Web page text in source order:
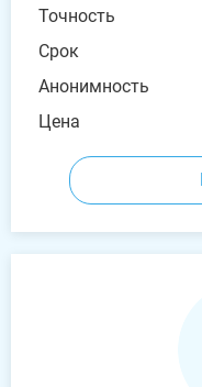
Точность
Срок
Анонимность
Цена